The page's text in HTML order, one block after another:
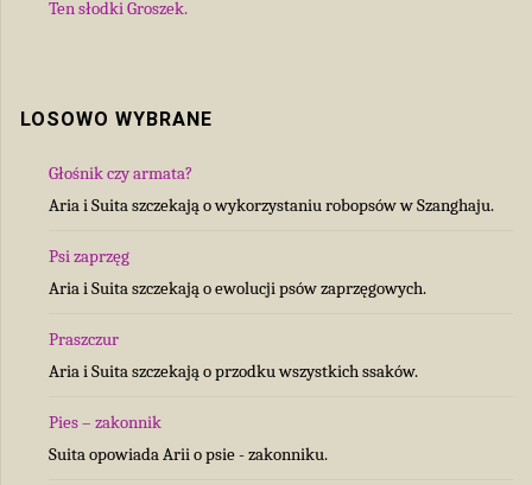
Ten słodki Groszek.
LOSOWO WYBRANE
Głośnik czy armata?
Aria i Suita szczekają o wykorzystaniu robopsów w Szanghaju.
Psi zaprzęg
Aria i Suita szczekają o ewolucji psów zaprzęgowych.
Praszczur
Aria i Suita szczekają o przodku wszystkich ssaków.
Pies – zakonnik
Suita opowiada Arii o psie - zakonniku.